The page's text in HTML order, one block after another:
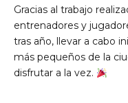
Ll 08950, Barcelona
Gracias al trabajo
entrenadores y
tras año, llevar a cabo
más pequeños de la
disfrutar a la vez.